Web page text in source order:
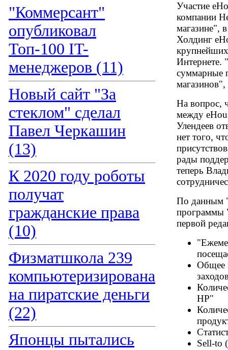
"Коммерсант"
опубликовал
Топ-100 IT-
менеджеров (11)
Новый сайт "За
стеклом" сделал
Павел Черкашин
(13)
К 2020 году роботы
получат
гражданские права
(10)
Физматшкола 239
компьютеризирована
на пиратские деньги
(22)
Японцы пытались
Участие
компании
магазине",
Холдинг
Интернете.
суммарные
магазинов",
На вопрос,
между
Улендеев
нет того,
рады
теперь
По данным
программы
первой
Общее
HP"
Sell-to